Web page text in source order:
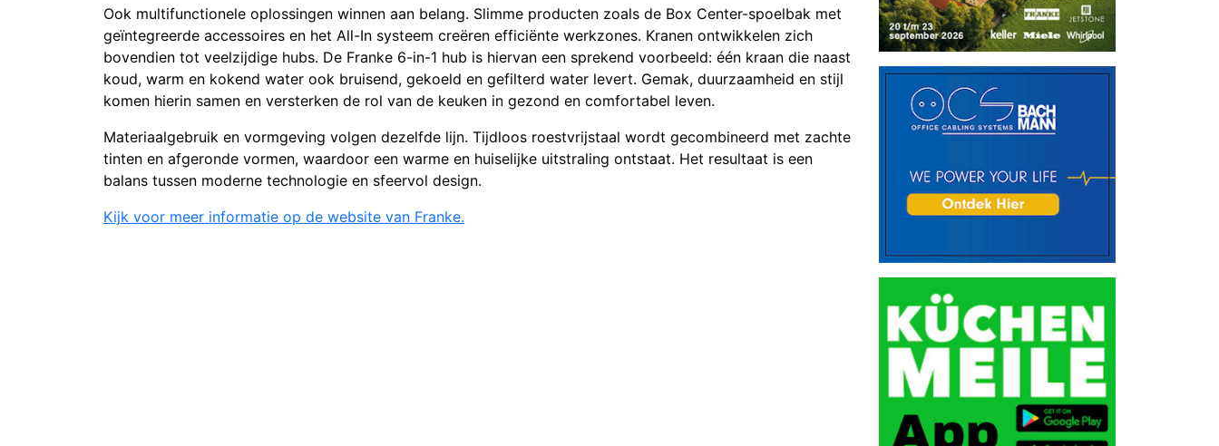
Ook multifunctionele oplossingen winnen aan belang. Slimme producten zoals de Box Center-spoelbak met
geïntegreerde accessoires en het All-In systeem creëren efficiënte werkzones. Kranen ontwikkelen zich
bovendien tot veelzijdige hubs. De Franke 6-in-1 hub is hiervan een sprekend voorbeeld: één kraan die naast
koud, warm en kokend water ook bruisend, gekoeld en gefilterd water levert. Gemak, duurzaamheid en stijl
komen hierin samen en versterken de rol van de keuken in gezond en comfortabel leven.
Materiaalgebruik en vormgeving volgen dezelfde lijn. Tijdloos roestvrijstaal wordt gecombineerd met zachte
tinten en afgeronde vormen, waardoor een warme en huiselijke uitstraling ontstaat. Het resultaat is een
balans tussen moderne technologie en sfeervol design.
Kijk voor meer informatie op de website van Franke.